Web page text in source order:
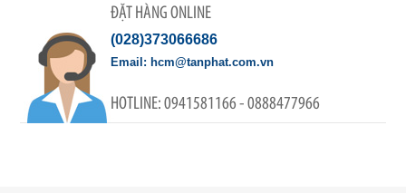
ĐẶT HÀNG ONLINE
(028)373066686
0941581166 - 0888477966
hcm@tanphat.com.vn